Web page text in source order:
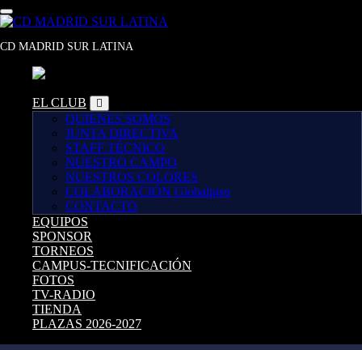
Saltar
al
CD MADRID SUR LATINA
EL CLUB
QUIENES SOMOS
JUNTA DIRECTIVA
STAFF TÉCNICO
NUESTRO CAMPO
NUESTROS COLORES
COLABORACIÓN Globalpiso
CONTACTO
EQUIPOS
SPONSOR
TORNEOS
CAMPUS-TECNIFICACIÓN
FOTOS
TV-RADIO
TIENDA
PLAZAS 2026-2027